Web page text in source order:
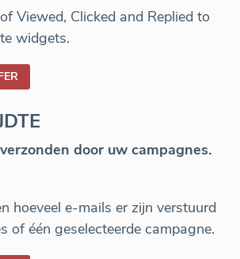
Viewed, Clicked and Replied to
widgets.
door uw campagnes.
hoeveel e-mails er zijn verstuurd
of één geselecteerde campagne.